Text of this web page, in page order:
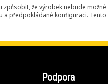
způsobit, že výrobek nebude
a předpokládané konfiguraci.
Podpora